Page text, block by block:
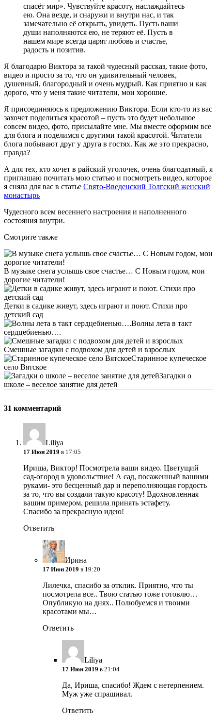
спасёт мир». Чувствуйте красоту, наслаждайтесь
ею. Она везде, и снаружи и внутри нас, и так
замечательно её открыть, увидеть. Пусть ваши
души наполняются ею, не теряют её. Пусть в
нашем мире всегда царят любовь и счастье,
радость и позитив.
Я благодарю Виктора за такой чудесный рассказ, такие фото,
видео и просто за то, что он удивительный человек,
душевный, благородный и очень мудрый. Как приятно и как
дорого, что у меня такие читатели, мои хорошие.
Я присоединяюсь к предложению Виктора. Если кто-то из вас
захочет поделиться красотой – пусть это будет небольшое
совсем видео, фото, присылайте мне. Мы вместе оформим все
для блога и поделимся с другими такой красотой. Читатели
блога побывают друг у друга в гостях. Как же это прекрасно,
правда?
А для тех, кто хочет в райский уголочек, очень благодатный, я
приглашаю почитать мою статью и посмотреть видео, которое
я сняла для вас в статье Свято-Введенский Толгский женский
монастырь
Чудесного всем весеннего настроения и наполненного
состояния внутри.
Смотрите также
В музыке снега услышь свое счастье… С Новым годом, мои
дорогие читатели!
Детки в садике живут, здесь играют и поют. Стихи про
детский сад
Волны лета в такт
сердцебиенью….
Смешные загадки с подвохом для детей и взрослых
Старинное купеческое
село Вятское
Загадки о
школе – веселое занятие для детей
31 комментарий
Liliya
17 Июн 2019 в 17:05
Ириша, Виктор! Посмотрела ваши видео. Цветущий
сад-огород в удовольствие! А сад, посаженный вашими
руками- это бесценный дар и переполняющая гордость
за то, что вы создали такую красоту! Вдохновленная
вашим примером, решила принять эстафету.
Спасибо за прекрасную идею!
Ответить
Ирина
17 Июн 2019 в 19:20
Лилечка, спасибо за отклик. Приятно, что ты
посмотрела все.. Твою статью тоже готовлю…
Опубликую на днях.. Полюбуемся и твоими
красотами мы…
Ответить
Liliya
17 Июн 2019 в 21:04
Да, Ириша, спасибо! Ждем с нетерпением.
Муж уже спрашивал.
Ответить